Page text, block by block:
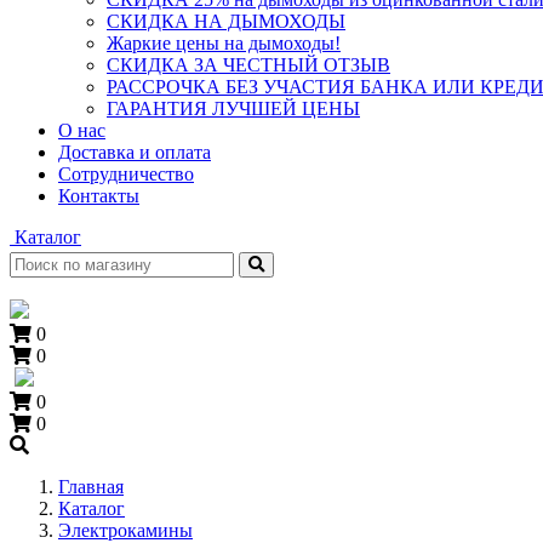
СКИДКА НА ДЫМОХОДЫ
Жаркие цены на дымоходы!
СКИДКА ЗА ЧЕСТНЫЙ ОТЗЫВ
РАССРОЧКА БЕЗ УЧАСТИЯ БАНКА ИЛИ
ГАРАНТИЯ ЛУЧШЕЙ ЦЕНЫ
О нас
Доставка и оплата
Сотрудничество
Контакты
Каталог
0
0
0
0
Главная
Каталог
Электрокамины